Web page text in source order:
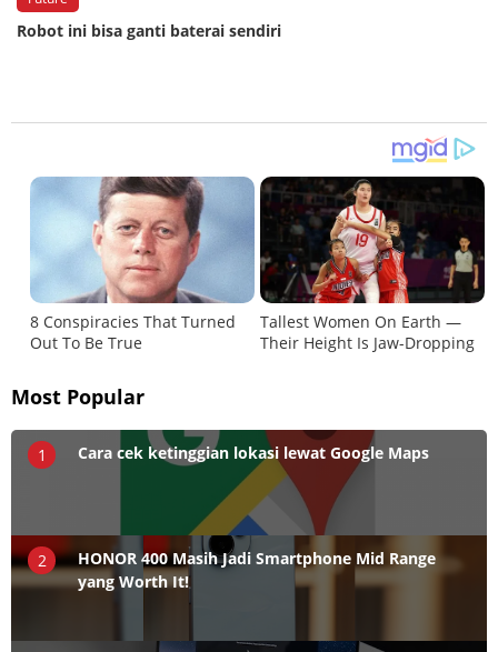
Robot ini bisa ganti baterai sendiri
Most Popular
1 Cara cek ketinggian lokasi lewat Google Maps
2
HONOR 400 Masih Jadi Smartphone Mid Range
yang Worth It!